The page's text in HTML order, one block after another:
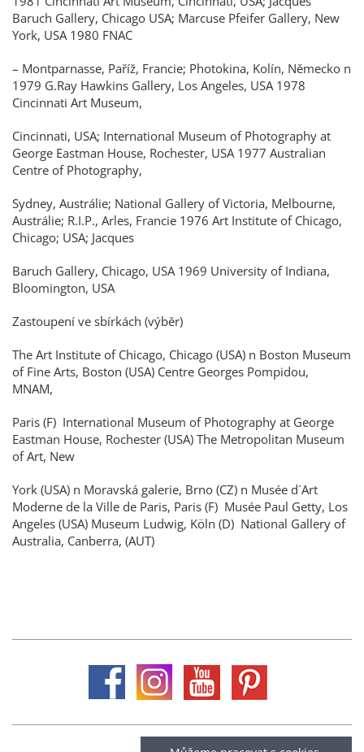
Baruch Gallery, Chicago USA; Marcuse Pfeifer Gallery, New
York, USA 1980 FNAC
– Montparnasse, Paříž, Francie; Photokina, Kolín, Německo n
1979 G.Ray Hawkins Gallery, Los Angeles, USA 1978
Cincinnati Art Museum,
Cincinnati, USA; International Museum of Photography at
George Eastman House, Rochester, USA 1977 Australian
Centre of Photography,
Sydney, Austrálie; National Gallery of Victoria, Melbourne,
Austrálie; R.I.P., Arles, Francie 1976 Art Institute of Chicago,
Chicago; USA; Jacques
Baruch Gallery, Chicago, USA 1969 University of Indiana,
Bloomington, USA
Zastoupení ve sbírkách (výběr)
The Art Institute of Chicago, Chicago (USA) n Boston Museum
of Fine Arts, Boston (USA) Centre Georges Pompidou,
MNAM,
Paris (F) International Museum of Photography at George
Eastman House, Rochester (USA) The Metropolitan Museum
of Art, New
York (USA) n Moravská galerie, Brno (CZ) n Musée d´Art
Moderne de la Ville de Paris, Paris (F) Musée Paul Getty, Los
Angeles (USA) Museum Ludwig, Köln (D) National Gallery of
Australia, Canberra, (AUT)